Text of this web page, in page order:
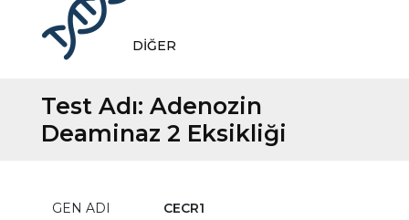
DİĞER
Test Adı: Adenozin
Deaminaz 2 Eksikliği
GEN ADI CECR1